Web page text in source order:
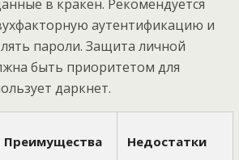
в кракен. Рекомендуется
аутентификацию и
пароли. Защита личной
быть приоритетом для
даркнет.
Преимущества Недостатки